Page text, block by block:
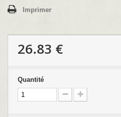
Imprimer
26.83 €
Quantité